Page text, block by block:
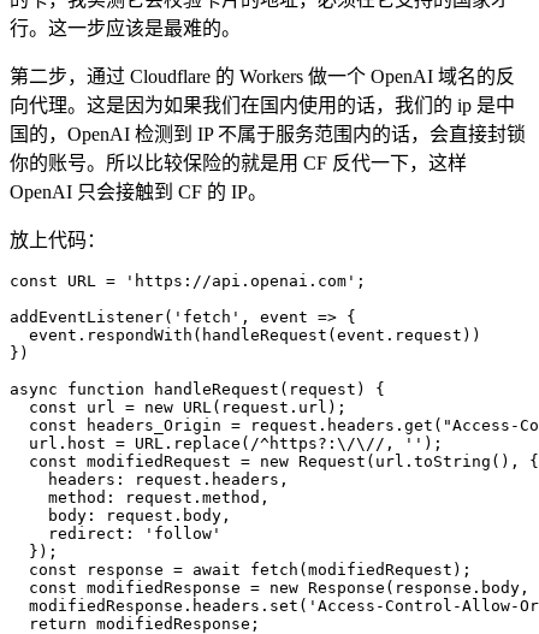
行。这一步应该是最难的。
第二步，通过 Cloudflare 的 Workers 做一个 OpenAI 域名的反
向代理。这是因为如果我们在国内使用的话，我们的 ip 是中
国的，OpenAI 检测到 IP 不属于服务范围内的话，会直接封锁
你的账号。所以比较保险的就是用 CF 反代一下，这样
OpenAI 只会接触到 CF 的 IP。
放上代码：
const URL = 'https://api.openai.com';
addEventListener('fetch', event => {
  event.respondWith(handleRequest(event.request))
})
async function handleRequest(request) {
  const url = new URL(request.url);
const headers_Origin = request.headers.get("Access-
  url.host = URL.replace(/^https?:\/\//, '');
  const modifiedRequest = new Request(url.toString(), {
    headers: request.headers,
    method: request.method,
    body: request.body,
    redirect: 'follow'
  });
  const response = await fetch(modifiedRequest);
const modifiedResponse = new Response(response.body,
modifiedResponse.headers.set('Access-Control-Allow-
  return modifiedResponse;